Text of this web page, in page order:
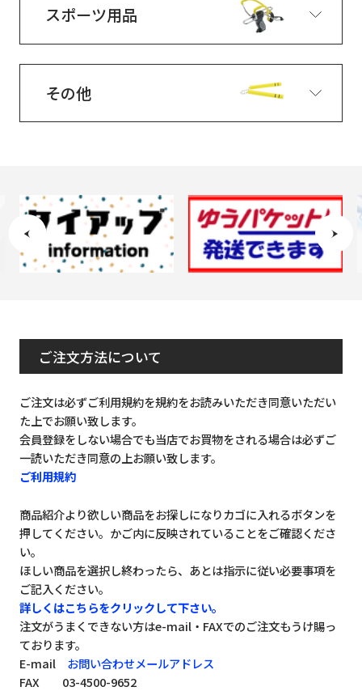
スポーツ用品
その他
ご注文方法について
ご注文は必ずご利用規約を規約をお読みいただき同意いただい
た上でお願い致します。
会員登録をしない場合でも当店でお買物をされる場合は必ずご
一読いただき同意の上お願い致します。
ご利用規約
商品紹介より欲しい商品をお探しになりカゴに入れるボタンを
押してください。かご内に反映されていることをご確認くださ
い。
ほしい商品を選択し終わったら、あとは指示に従い必要事項を
ご記入ください。
詳しくはこちらをクリックして下さい。
注文がうまくできない方はe-mail・FAXでのご注文もうけ賜っ
ております。
E-mail お問い合わせメールアドレス
FAX 03-4500-9652